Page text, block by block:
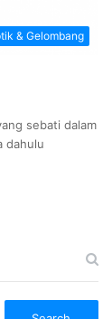
& Gelombang
sebati dalam
dahulu